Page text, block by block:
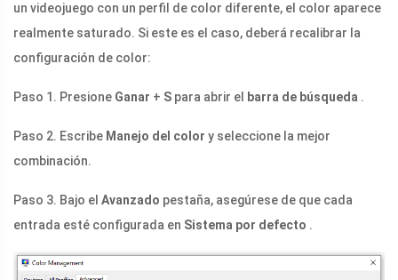
un videojuego con un perfil de color diferente, el color aparece
realmente saturado. Si este es el caso, deberá recalibrar la
configuración de color:
Paso 1. Presione Ganar + S para abrir el barra de búsqueda .
Paso 2. Escribe Manejo del color y seleccione la mejor
combinación.
Paso 3. Bajo el Avanzado pestaña, asegúrese de que cada
entrada esté configurada en Sistema por defecto .